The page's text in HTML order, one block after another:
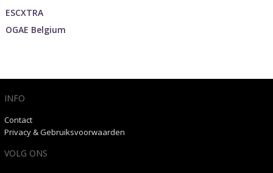
ESCXTRA
OGAE Belgium
INFO
Contact
Privacy & Gebruiksvoorwaarden
VOLG ONS